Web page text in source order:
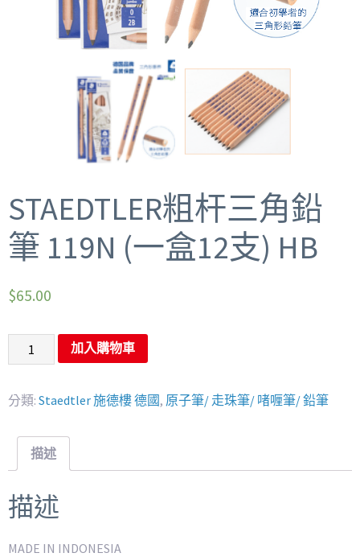
STAEDTLER粗杆三角鉛
筆 119N (一盒12支) HB
$65.00
加入購物車
分類: Staedtler 施德樓 德國, 原子筆/ 走珠筆/ 啫喱筆/ 鉛筆
描述
描述
MADE IN INDONESIA